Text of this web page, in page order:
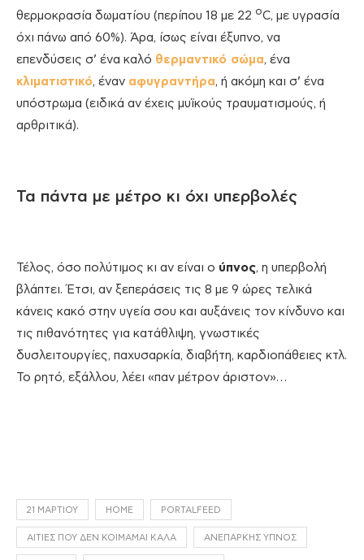
θερμοκρασία δωματίου (περίπου 18 με 22 οC, με υγρασία
όχι πάνω από 60%). Άρα, ίσως είναι έξυπνο, να
επενδύσεις σ’ ένα καλό θερμαντικό σώμα, ένα
κλιματιστικό, έναν αφυγραντήρα, ή ακόμη και σ’ ένα
υπόστρωμα (ειδικά αν έχεις μυϊκούς τραυματισμούς, ή
αρθριτικά).
Τα πάντα με μέτρο κι όχι υπερβολές
Τέλος, όσο πολύτιμος κι αν είναι ο ύπνος, η υπερβολή
βλάπτει. Έτσι, αν ξεπεράσεις τις 8 με 9 ώρες τελικά
κάνεις κακό στην υγεία σου και αυξάνεις τον κίνδυνο και
τις πιθανότητες για κατάθλιψη, γνωστικές
δυσλειτουργίες, παχυσαρκία, διαβήτη, καρδιοπάθειες κτλ.
Το ρητό, εξάλλου, λέει «παν μέτρον άριστον»…
21 ΜΑΡΤΊΟΥ HOME PORTALFEED
ΑΙΤΊΕΣ ΠΟΥ ΔΕΝ ΚΟΙΜΆΜΑΙ ΚΑΛΆ ΑΝΕΠΑΡΚΉΣ ΎΠΝΟΣ